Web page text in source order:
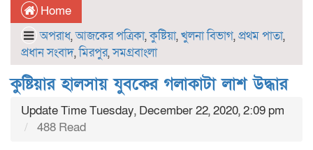
Home
অপরাধ,আজকের পত্রিকা,কুষ্টিয়া,খুলনা বিভাগ,প্রথম পাতা,
প্রধান সংবাদ,মিরপুর,সমগ্রবাংলা
কুষ্টিয়ার হালসায় যুবকের গলাকাটা লাশ উদ্ধার
Update Time Tuesday, December 22, 2020, 2:09 pm
488 Read